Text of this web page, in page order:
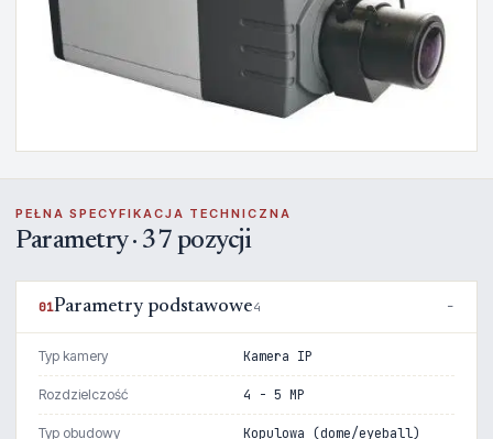
PEŁNA SPECYFIKACJA TECHNICZNA
Parametry · 37 pozycji
01Parametry podstawowe4
Typ kamery Kamera IP
Rozdzielczość 4 - 5 MP
Typ obudowy Kopulowa (dome/eyeball)